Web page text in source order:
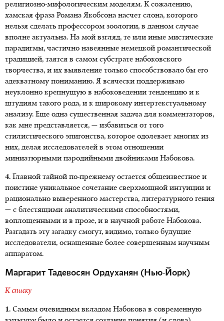
религиозно-мифологическим моделям. К сожалению,
хамская фраза Романа Якобсона насчет слона, которого
нельзя сделать профессором зоологии, в данном случае
вполне актуальна. На мой взгляд, те или иные мистические
парадигмы, частично навеянные немецкой романтической
традицией, таятся в самом субстрате набоковского
творчества, и их выявление только способствовало бы его
адекватному пониманию. Я всячески поддерживаю
неуклонно крепнущую в набоковедении тенденцию и к
штудиям такого рода, и к широкому интертекстуальному
анализу. Еще одна существенная задача для комментаторов,
как мне представляется, — избавиться от того
стилистического эпигонства, которое одолевает многих из
них, делая исследователей в этом отношении
миниатюрными пародийными двойниками Набокова.
4. Главной тайной по-прежнему остается общеизвестное и
поистине уникальное сочетание сверхмощной интуиции и
рационально выверенного мастерства, литературного гения
— с блестящими аналитическими способностями,
воплощенными и в прозе, и в научной работе Набокова.
Разгадать эту загадку смогут, видимо, только будущие
исследователи, оснащенные более совершенным научным
аппаратом.
Маргарит Тадевосян Ордуханян (Нью-Йорк)
К списку
1. Самым очевидным вкладом Набокова в современную